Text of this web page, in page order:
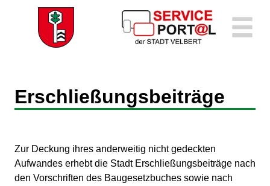
Zum Hauptinhalt springen
Zum Header
Zum Hauptinhalt
Zum Footer
Erschließungsbeiträge
Beschreibung
Zur Deckung ihres anderweitig nicht gedeckten
Aufwandes erhebt die Stadt Erschließungsbeiträge nach
den Vorschriften des Baugesetzbuches sowie nach